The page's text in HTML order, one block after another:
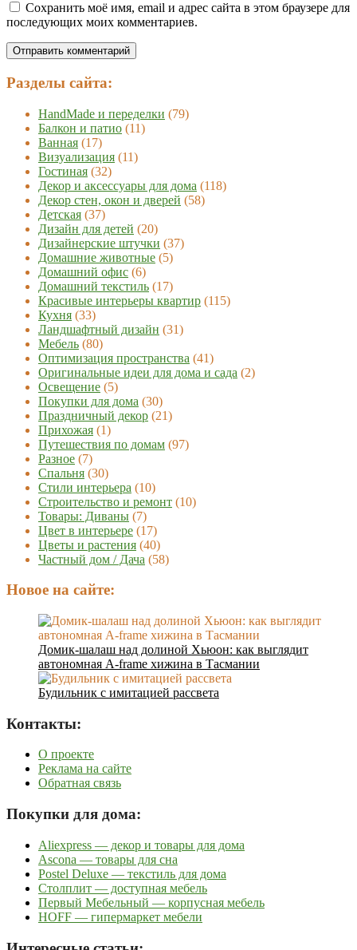
Сохранить моё имя, email и адрес сайта в этом браузере для
последующих моих комментариев.
Разделы сайта:
HandMade и переделки (79)
Балкон и патио (11)
Ванная (17)
Визуализация (11)
Гостиная (32)
Декор и аксессуары для дома (118)
Декор стен, окон и дверей (58)
Детская (37)
Дизайн для детей (20)
Дизайнерские штучки (37)
Домашние животные (5)
Домашний офис (6)
Домашний текстиль (17)
Красивые интерьеры квартир (115)
Кухня (33)
Ландшафтный дизайн (31)
Мебель (80)
Оптимизация пространства (41)
Оригинальные идеи для дома и сада (2)
Освещение (5)
Покупки для дома (30)
Праздничный декор (21)
Прихожая (1)
Путешествия по домам (97)
Разное (7)
Спальня (30)
Стили интерьера (10)
Строительство и ремонт (10)
Товары: Диваны (7)
Цвет в интерьере (17)
Цветы и растения (40)
Частный дом / Дача (58)
Новое на сайте:
Домик-шалаш над долиной Хьюон: как выглядит
автономная A-frame хижина в Тасмании
Будильник с имитацией рассвета
Контакты:
О проекте
Реклама на сайте
Обратная связь
Покупки для дома:
Aliexpress — декор и товары для дома
Ascona — товары для сна
Postel Deluxe — текстиль для дома
Столплит — доступная мебель
Первый Мебельный — корпусная мебель
HOFF — гипермаркет мебели